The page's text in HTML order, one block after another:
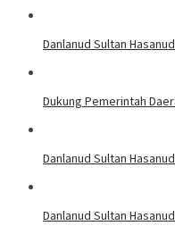
Danlanud Sultan
Dukung Pemerintah
Danlanud Sultan
Danlanud Sultan